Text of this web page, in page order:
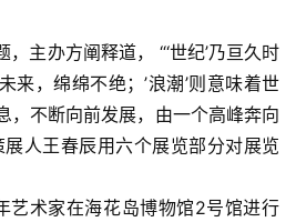
，主办方阐释道， “‘世纪’乃亘久时
来，绵绵不绝；’浪潮’则意味着世
，不断向前发展，由一个高峰奔向
人王春辰用六个展览部分对展览
艺术家在海花岛博物馆2号馆进行